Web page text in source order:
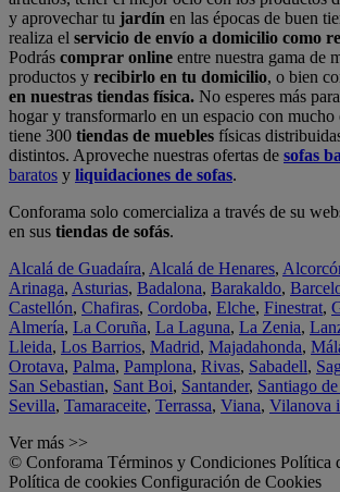
y aprovechar tu jardín en las épocas de buen
realiza el servicio de envío a domicilio como
Podrás comprar online entre nuestra gama de
productos y recibirlo en tu domicilio, o bien
en nuestras tiendas física. No esperes más
hogar y transformarlo en un espacio con
tiene 300 tiendas de muebles físicas
distintos. Aproveche nuestras ofertas de sofas
baratos y liquidaciones de sofas.
Conforama solo comercializa a través de su
en sus tiendas de sofás.
Alcalá de Guadaíra, Alcalá de Henares,
Arinaga, Asturias, Badalona, Barakaldo,
Castellón, Chafiras, Cordoba, Elche, Finestrat,
Almería, La Coruña, La Laguna, La Zenia,
Lleida, Los Barrios, Madrid, Majadahonda,
Orotava, Palma, Pamplona, Rivas, Sabadell,
San Sebastian, Sant Boi, Santander, Santiago
Sevilla, Tamaraceite, Terrassa, Viana, Vilanova
Ver más >>
© Conforama Términos y Condiciones Política
Política de cookies Configuración de Cookies